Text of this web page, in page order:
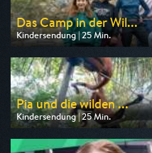
Das Camp in der Wil...
Kindersendung | 25 Min.
Ausgestrahlt von WDR
am 11.08.2026, 07:55
Pia und die wilden ...
Kindersendung | 25 Min.
Ausgestrahlt von KiKA
am 09.08.2026, 16:35